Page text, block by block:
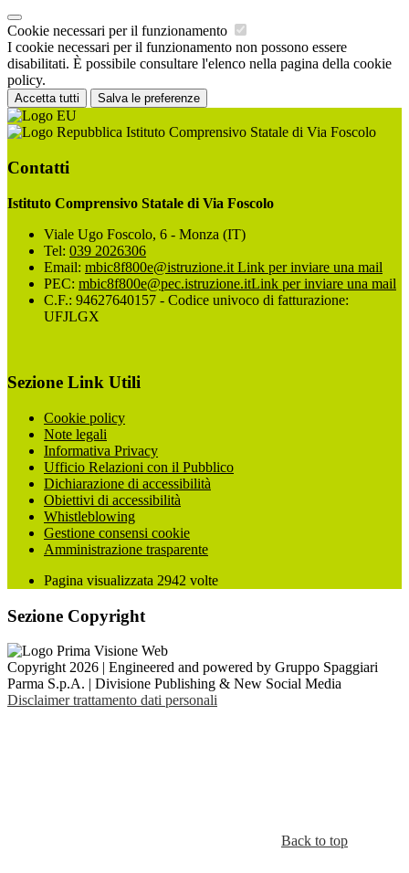
Cookie necessari per il funzionamento
I cookie necessari per il funzionamento non possono essere
disabilitati. È possibile consultare l'elenco nella pagina della cookie
policy.
Accetta tutti Salva le preferenze
Istituto Comprensivo Statale di Via Foscolo
Contatti
Istituto Comprensivo Statale di Via Foscolo
Viale Ugo Foscolo, 6 - Monza (IT)
Tel: 039 2026306
Email: mbic8f800e@istruzione.it Link per inviare una mail
PEC: mbic8f800e@pec.istruzione.itLink per inviare una mail
C.F.: 94627640157 - Codice univoco di fatturazione:
UFJLGX
Sezione Link Utili
Cookie policy
Note legali
Informativa Privacy
Ufficio Relazioni con il Pubblico
Dichiarazione di accessibilità
Obiettivi di accessibilità
Whistleblowing
Gestione consensi cookie
Amministrazione trasparente
Pagina visualizzata 2942 volte
Sezione Copyright
Copyright 2026 | Engineered and powered by Gruppo Spaggiari
Parma S.p.A. | Divisione Publishing & New Social Media
Disclaimer trattamento dati personali
Back to top